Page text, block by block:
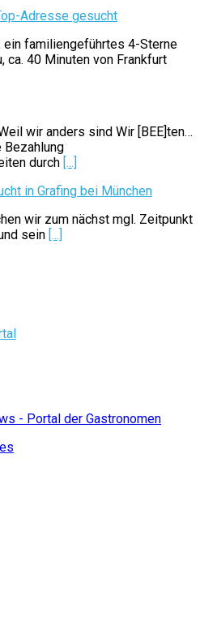
Adresse gesucht
ein familiengeführtes 4-Sterne
ca. 40 Minuten von Frankfurt
wir anders sind Wir [BEE]ten…
durch [...]
in Grafing bei München
wir zum nächst mgl. Zeitpunkt
sein [...]
- Portal der Gastronomen